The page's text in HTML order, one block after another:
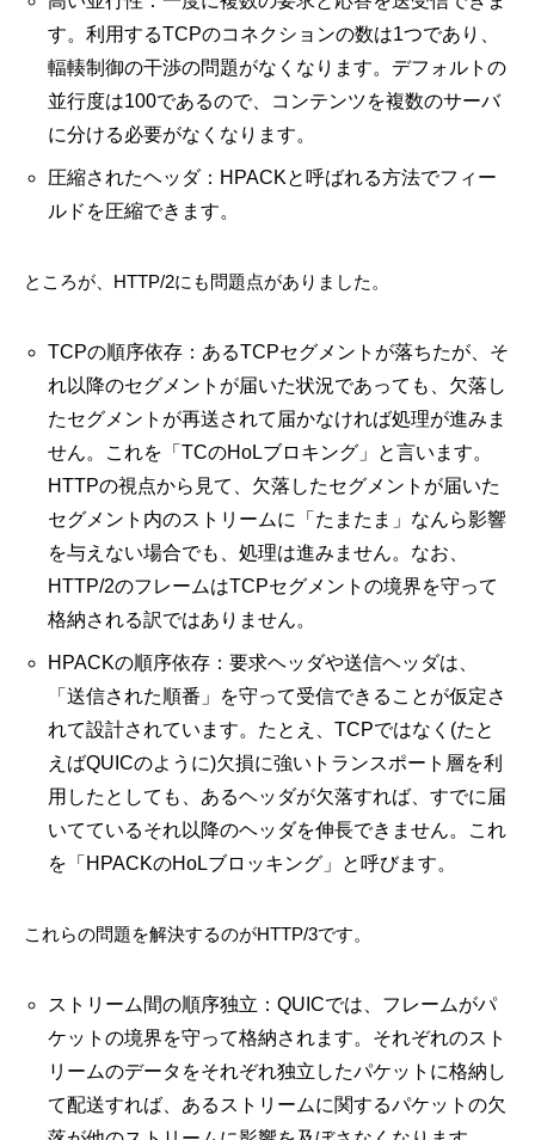
す。利用するTCPのコネクションの数は1つであり、
輻輳制御の干渉の問題がなくなります。デフォルトの
並行度は100であるので、コンテンツを複数のサーバ
に分ける必要がなくなります。
圧縮されたヘッダ：HPACKと呼ばれる方法でフィー
ルドを圧縮できます。
ところが、HTTP/2にも問題点がありました。
TCPの順序依存：あるTCPセグメントが落ちたが、そ
れ以降のセグメントが届いた状況であっても、欠落し
たセグメントが再送されて届かなければ処理が進みま
せん。これを「TCのHoLブロキング」と言います。
HTTPの視点から見て、欠落したセグメントが届いた
セグメント内のストリームに「たまたま」なんら影響
を与えない場合でも、処理は進みません。なお、
HTTP/2のフレームはTCPセグメントの境界を守って
格納される訳ではありません。
HPACKの順序依存：要求ヘッダや送信ヘッダは、
「送信された順番」を守って受信できることが仮定さ
れて設計されています。たとえ、TCPではなく(たと
えばQUICのように)欠損に強いトランスポート層を利
用したとしても、あるヘッダが欠落すれば、すでに届
いてているそれ以降のヘッダを伸長できません。これ
を「HPACKのHoLブロッキング」と呼びます。
これらの問題を解決するのがHTTP/3です。
ストリーム間の順序独立：QUICでは、フレームがパ
ケットの境界を守って格納されます。それぞれのスト
リームのデータをそれぞれ独立したパケットに格納し
て配送すれば、あるストリームに関するパケットの欠